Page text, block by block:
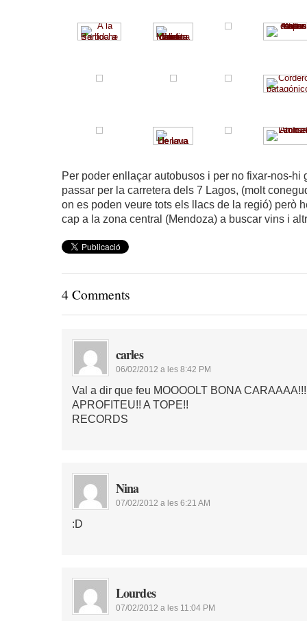
Per poder enllaçar autobusos i per no fixar-nos-hi
passar per la carretera dels 7 Lagos, (molt
on es poden veure tots els llacs de la regió) però
cap a la zona central (Mendoza) a buscar vins i
4 Comments
carles
06/02/2012 a les 8:42 PM
Val a dir que feu MOOOOLT BONA
APROFITEU!! A TOPE!!
RECORDS
Nina
07/02/2012 a les 6:21 AM
:D
Lourdes
07/02/2012 a les 11:04 PM